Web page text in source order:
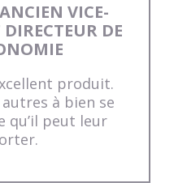
VICE-
DE
produit.
autres à bien se
qu’il peut leur